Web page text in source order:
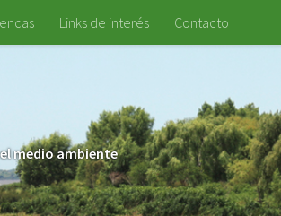
Links de interés Contacto
medio ambiente